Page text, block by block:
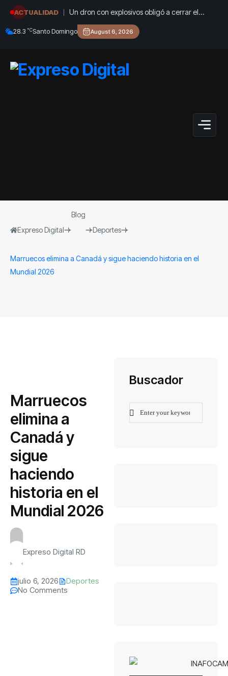
ACTUALIDAD
Un dron con explosivos obligó a cerrar el
aeropuerto de Leipzig: Alemania denunció un
“ataque híbrido”
28.3 °CSanto Domingo August 6, 2026
Expreso Digital
Blog
Deportes
Marruecos elimina a Canadá y sigue haciendo historia en el
Mundial 2026
Marruecos
elimina a
Canadá y
sigue
haciendo
historia en el
Mundial 2026
Expreso Digital RD
julio 6, 2026
Deportes
No Comments
Buscador